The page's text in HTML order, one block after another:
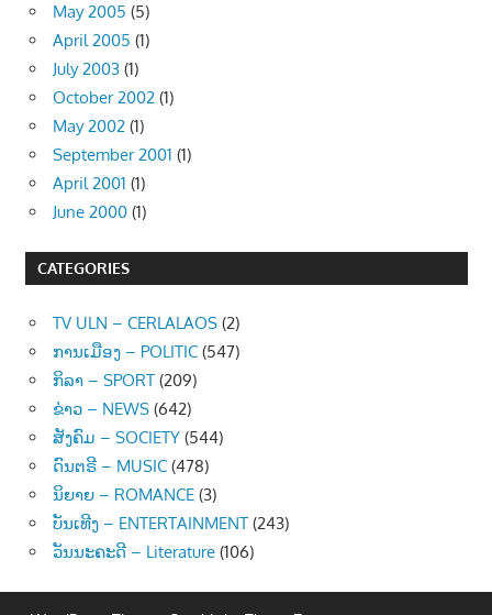
May 2005 (5)
April 2005 (1)
July 2003 (1)
October 2002 (1)
May 2002 (1)
September 2001 (1)
April 2001 (1)
June 2000 (1)
CATEGORIES
TV ULN – CERLALAOS (2)
ການເມືອງ – POLITIC (547)
ກິລາ – SPORT (209)
ຂ່າວ – NEWS (642)
ສັງຄົມ – SOCIETY (544)
ດົນຕຣີ – MUSIC (478)
ນິຍາຍ – ROMANCE (3)
ບັນເທີງ – ENTERTAINMENT (243)
ວັນນະຄະດີ – Literature (106)